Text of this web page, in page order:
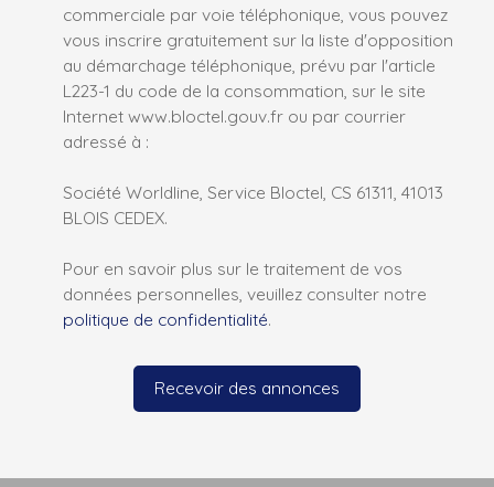
commerciale par voie téléphonique, vous pouvez
vous inscrire gratuitement sur la liste d'opposition
au démarchage téléphonique, prévu par l'article
L223-1 du code de la consommation, sur le site
Internet www.bloctel.gouv.fr ou par courrier
adressé à :
Société Worldline, Service Bloctel, CS 61311, 41013
BLOIS CEDEX.
Pour en savoir plus sur le traitement de vos
données personnelles, veuillez consulter notre
politique de confidentialité.
Recevoir des annonces